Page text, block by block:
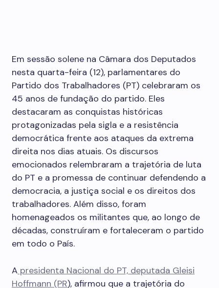
Em sessão solene na Câmara dos Deputados
nesta quarta-feira (12), parlamentares do
Partido dos Trabalhadores (PT) celebraram os
45 anos de fundação do partido. Eles
destacaram as conquistas históricas
protagonizadas pela sigla e a resistência
democrática frente aos ataques da extrema
direita nos dias atuais. Os discursos
emocionados relembraram a trajetória de luta
do PT e a promessa de continuar defendendo a
democracia, a justiça social e os direitos dos
trabalhadores. Além disso, foram
homenageados os militantes que, ao longo de
décadas, construíram e fortaleceram o partido
em todo o País.
A presidenta Nacional do PT, deputada Gleisi
Hoffmann (PR), afirmou que a trajetória do